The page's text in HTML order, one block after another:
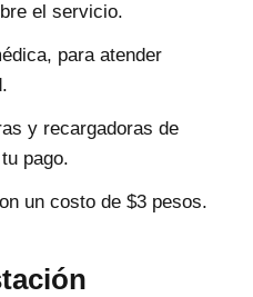
el servicio.
para atender
y recargadoras de
pago.
un costo de $3 pesos.